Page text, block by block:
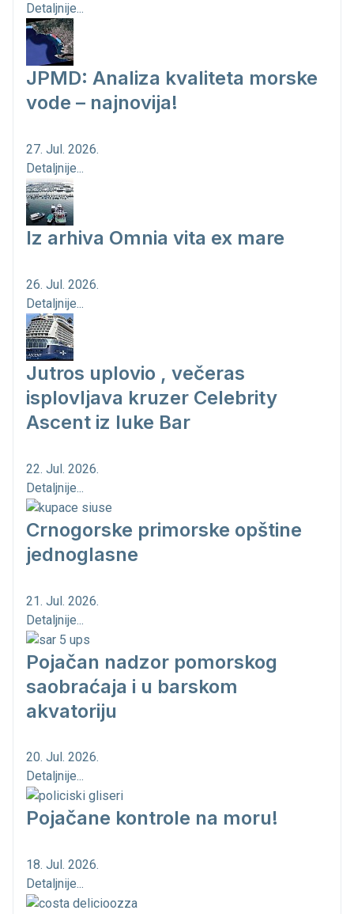
Detaljnije...
JPMD: Analiza kvaliteta morske
vode – najnovija!
27. Jul. 2026.
Detaljnije...
Iz arhiva Omnia vita ex mare
26. Jul. 2026.
Detaljnije...
Jutros uplovio , večeras
isplovljava kruzer Celebrity
Ascent iz luke Bar
22. Jul. 2026.
Detaljnije...
Crnogorske primorske opštine
jednoglasne
21. Jul. 2026.
Detaljnije...
Pojačan nadzor pomorskog
saobraćaja i u barskom
akvatoriju
20. Jul. 2026.
Detaljnije...
Pojačane kontrole na moru!
18. Jul. 2026.
Detaljnije...